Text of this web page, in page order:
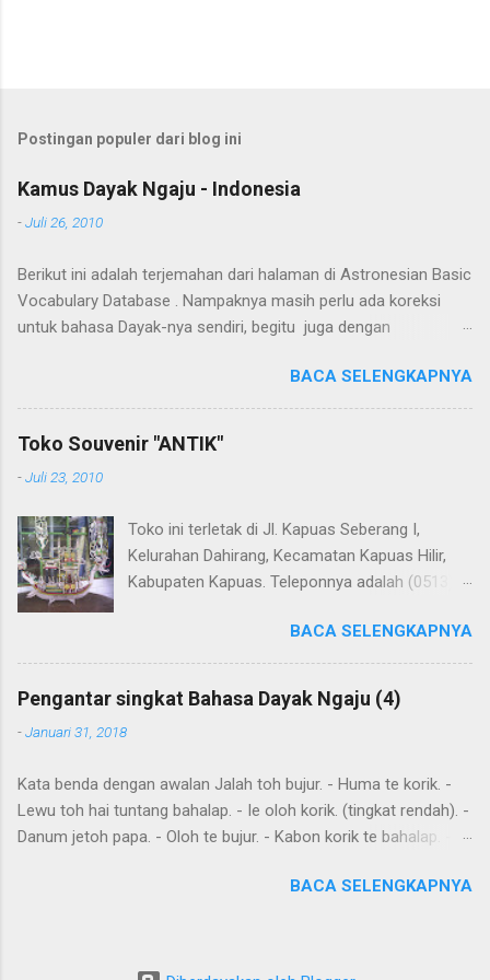
Postingan populer dari blog ini
Kamus Dayak Ngaju - Indonesia
-Juli 26, 2010
Berikut ini adalah terjemahan dari halaman di Astronesian Basic
Vocabulary Database . Nampaknya masih perlu ada koreksi
untuk bahasa Dayak-nya sendiri, begitu juga dengan
Translate . Koreksi bahasa dibantu oleh Dra. Hernawaty, M.Kes.
Untuk koreksi dari halaman ini dapat diberikan pada komentar.
Upaya penerjemahan Kamus Bahasa Dayak - Jerman sedang
Indonesia .
BACA SELENGKAPNYA
Toko Souvenir "ANTIK"
-Juli 23, 2010
Toko ini terletak di Jl. Kapuas Seberang I,
Kelurahan Dahirang, Kecamatan Kapuas Hilir,
Kabupaten Kapuas. Teleponnya adalah (0513)
Kapuas seperti perahu naga yang terbuat dari
getah nyatu (sebagaimana tampak dalam
gambar berikut ini): Perahu naga dari getah
nyatu
BACA SELENGKAPNYA
Pengantar singkat Bahasa Dayak Ngaju (4)
-Januari 31, 2018
Kata benda dengan awalan Jalah toh bujur. - Huma te korik. -
Lewu toh hai tuntang bahalap. - Ie oloh korik. (tingkat rendah). -
Danum jetoh papa. - Oloh te bujur. - Kabon korik te bahalap. -
yang dibentuk dari kata sehari-hari Ingat: Kalimat biasanya
ditekankan. Kemurnia suku juga penting. Tensesnya dibentuk
BACA SELENGKAPNYA